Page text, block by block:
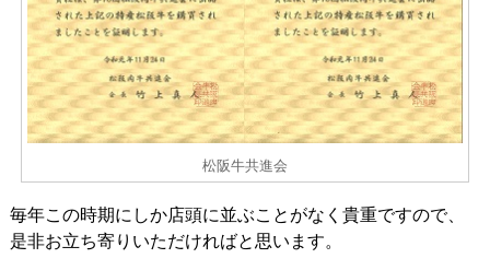
松阪牛共進会
毎年この時期にしか店頭に並ぶことがなく貴重ですので、
是非お立ち寄りいただければと思います。